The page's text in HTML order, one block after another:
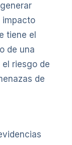
impacto
tiene el
de una
riesgo de
de